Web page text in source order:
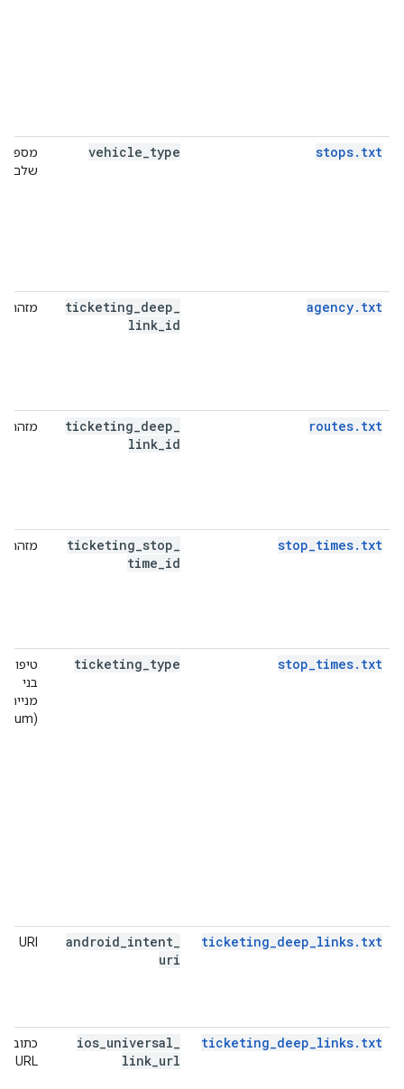
stops.txt
vehicle type
מספר
שלם
agency.txt
ticketing deep
link id
מזהה
routes.txt
ticketing deep
link id
מזהה
stop_times.txt
ticketing stop
time id
מזהה
stop_times.txt
ticketing type
בני
מנייה
(enum)
ticketing_deep_links.txt
android intent
uri
URI
ticketing_deep_links.txt
ios universal
link url
כתובת
URL